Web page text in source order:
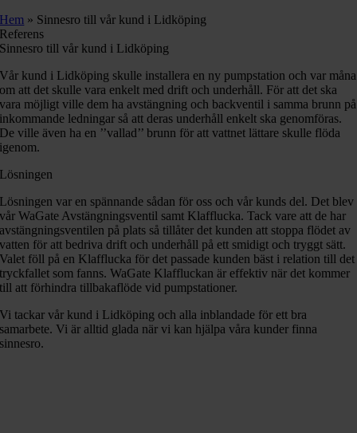
Hem » Sinnesro till vår kund i Lidköping
Referens
Sinnesro till vår kund i Lidköping
Vår kund i Lidköping skulle installera en ny pumpstation och var måna
om att det skulle vara enkelt med drift och underhåll. För att det ska
vara möjligt ville dem ha avstängning och backventil i samma brunn på
inkommande ledningar så att deras underhåll enkelt ska genomföras.
De ville även ha en ’’vallad’’ brunn för att vattnet lättare skulle flöda
igenom.
Lösningen
Lösningen var en spännande sådan för oss och vår kunds del. Det blev
vår WaGate Avstängningsventil samt Klafflucka. Tack vare att de har
avstängningsventilen på plats så tillåter det kunden att stoppa flödet av
vatten för att bedriva drift och underhåll på ett smidigt och tryggt sätt.
Valet föll på en Klafflucka för det passade kunden bäst i relation till det
tryckfallet som fanns. WaGate Klaffluckan är effektiv när det kommer
till att förhindra tillbakaflöde vid pumpstationer.
Vi tackar vår kund i Lidköping och alla inblandade för ett bra
samarbete. Vi är alltid glada när vi kan hjälpa våra kunder finna
sinnesro.